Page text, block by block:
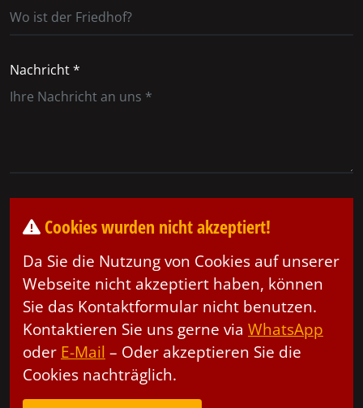
Nachricht *
Cookies wurden nicht akzeptiert!
Da Sie die Nutzung von Cookies auf unserer
Webseite nicht akzeptiert haben, können
Sie das Kontaktformular nicht benutzen.
Kontaktieren Sie uns gerne via WhatsApp
oder E-Mail – Oder akzeptieren Sie die
Cookies nachträglich.